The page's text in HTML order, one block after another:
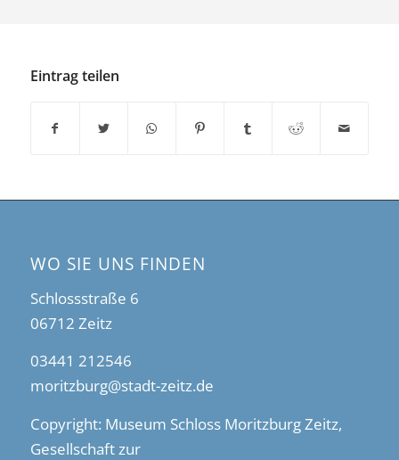
Eintrag teilen
WO SIE UNS FINDEN
Schlossstraße 6
06712 Zeitz
03441 212546
moritzburg@stadt-zeitz.de
Copyright: Museum Schloss Moritzburg Zeitz,
Gesellschaft zur